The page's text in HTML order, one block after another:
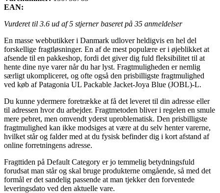
EAN:
Vurderet til 3.6 ud af 5 stjerner baseret på 35 anmeldelser
En masse webbutikker i Danmark udlover heldigvis en hel del
forskellige fragtløsninger. En af de mest populære er i øjeblikket at
afsende til en pakkeshop, fordi det giver dig fuld fleksibilitet til at
hente dine nye varer når du har lyst. Fragtmuligheden er nemlig
særligt ukompliceret, og ofte også den prisbilligste fragtmulighed
ved køb af Patagonia UL Packable Jacket-Joya Blue (JOBL)-L.
Du kunne ydermere foretrække at få det leveret til din adresse eller
til adressen hvor du arbejder. Fragtmetoden bliver i regelen en smule
mere pebret, men omvendt yderst uproblematisk. Den prisbilligste
fragtmulighed kan ikke modsiges at være at du selv henter varerne,
hvilket står og falder med at du fysisk befinder dig i kort afstand af
online forretningens adresse.
Fragttiden på Default Category er jo temmelig betydningsfuld
forudsat man står og skal bruge produkterne omgående, så med det
formål er det sandelig passende at man tjekker den forventede
leveringsdato ved den aktuelle vare.